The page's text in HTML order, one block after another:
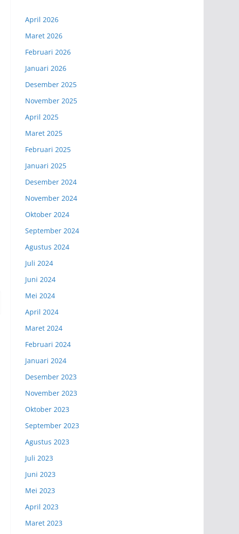
April 2026
Maret 2026
Februari 2026
Januari 2026
Desember 2025
November 2025
April 2025
Maret 2025
Februari 2025
Januari 2025
Desember 2024
November 2024
Oktober 2024
September 2024
Agustus 2024
Juli 2024
Juni 2024
Mei 2024
April 2024
Maret 2024
Februari 2024
Januari 2024
Desember 2023
November 2023
Oktober 2023
September 2023
Agustus 2023
Juli 2023
Juni 2023
Mei 2023
April 2023
Maret 2023